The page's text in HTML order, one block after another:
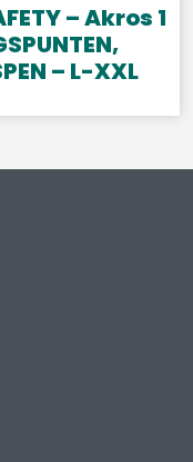
– Akros 1
– L-XXL